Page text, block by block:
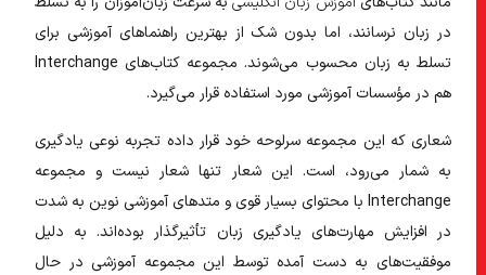
در زبان نرسانند، اما بدون شک از بهترین راهنما‌های آموزشی برای
تسلط به زبان محسوب می‌شوند. مجموعه کتاب‌های Interchange
هم در مؤسسات آموزشی مورد استفاده قرار می‌گیرد.
شعاری که این مجموعه سرلوحه خود قرار داده تجربه نوعی یادگیری
به شمار می‌رود، است. این شعار تنها شعار نیست و مجموعه
Interchange با محتوای بسیار قوی و متد‌های آموزشی نوین به شدت
در افزایش مهارت‌های یادگیری زبان تأثیر‌گذار بوده‌اند. به دلیل
موفقیت‌های به دست آمده توسط این مجموعه آموزشی در حال